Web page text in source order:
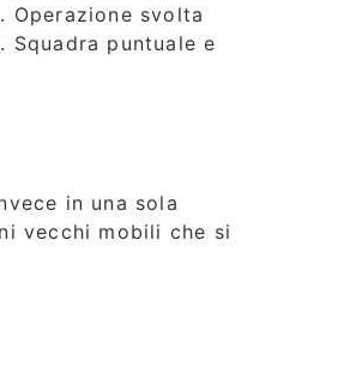
Operazione svolta
puntuale e
in una sola
vecchi mobili che si